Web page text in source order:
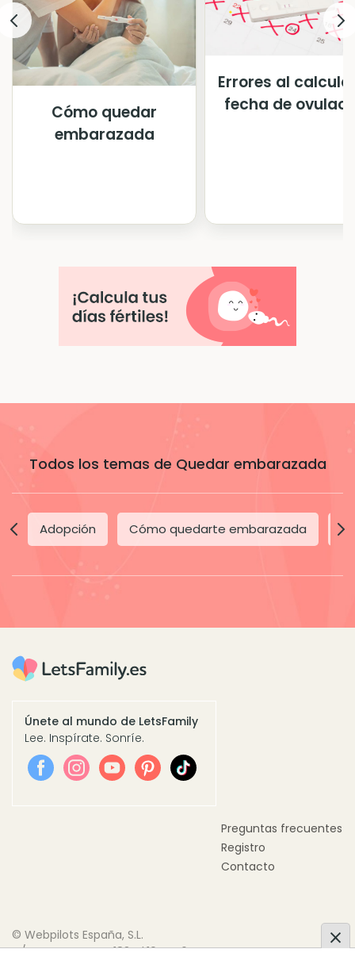
Cómo quedar
embarazada
Errores al
fecha de
Todos los temas de Quedar embarazada
Adopción Cómo quedarte embarazada
Únete al mundo de LetsFamily
Lee. Inspírate. Sonríe.
Preguntas frecuentes
Registro
Contacto
© Webpilots España, S.L.